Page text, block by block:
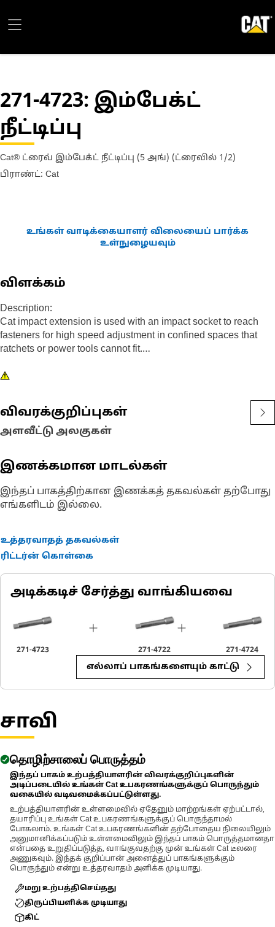
271-4723: இம்பேக்ட்
நீட்டிப்பு
Cat® ட்ரைவ் இம்பேக்ட் நீட்டிப்பு (5 அங்) (ட்ரைவில் 1/2)
பிராண்ட்: Cat
உங்கள் வாடிக்கையாளர் விலையைப் பார்க்க
உள்நுழையவும்
விளக்கம்
Description:
Cat impact extension is used with an impact socket to reach
fasteners for high speed adjustment in confined spaces that
ratchets or power tools cannot fit.
Attributes:
• Features a pin design to hold on sockets
• Black oxide finish
விவரக்குறிப்புகள்
அளவீட்டு அலகுகள்
இணக்கமான மாடல்கள்
இந்தப் பாகத்திற்கான இணக்கத் தகவல்கள் தற்போது
எங்களிடம் இல்லை.
உத்தரவாதத் தகவல்கள்
ரிட்டர்ன் கொள்கை
அடிக்கடிச் சேர்த்து வாங்கியவை
271-4723 271-4722 271-4724
எல்லாப் பாகங்களையும் காட்டு
சாவி
தொழிற்சாலைப் பொருத்தம்
இந்தப் பாகம் உற்பத்தியாளரின் விவரக்குறிப்புகளின்
அடிப்படையில் உங்கள் Cat உபகரணங்களுக்குப் பொருந்தும்
வகையில் வடிவமைக்கப்பட்டுள்ளது.
உற்பத்தியாளரின் உள்ளமைவில் ஏதேனும் மாற்றங்கள் ஏற்பட்டால்,
தயாரிப்பு உங்கள் Cat உபகரணங்களுக்குப் பொருந்தாமல்
போகலாம். உங்கள் Cat உபகரணங்களின் தற்போதைய நிலையிலும்
அனுமானிக்கப்படும் உள்ளமைவிலும் இந்தப் பாகம் பொருத்தமானதா
என்பதை உறுதிப்படுத்த, வாங்குவதற்கு முன் உங்கள் Cat டீலரை
அணுகவும். இந்தக் குறிப்பான் அனைத்துப் பாகங்களுக்கும்
பொருந்தும் என்று உத்தரவாதம் அளிக்க முடியாது.
மறு உற்பத்திசெய்தது
திருப்பியளிக்க முடியாது
கிட்